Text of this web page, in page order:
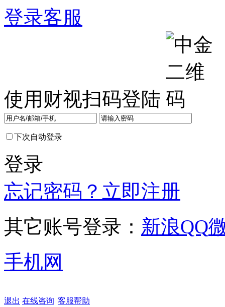
登录客服
使用财视扫码登陆
下次自动登录
登录
忘记密码？ 立即注册
其它账号登录： 新浪QQ
手机网
退出 在线咨询 |客服帮助